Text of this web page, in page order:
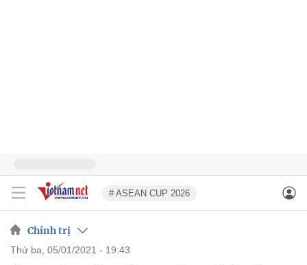
# ASEAN CUP 2026
Chính trị
thứ ba, 05/01/2021 - 19:43